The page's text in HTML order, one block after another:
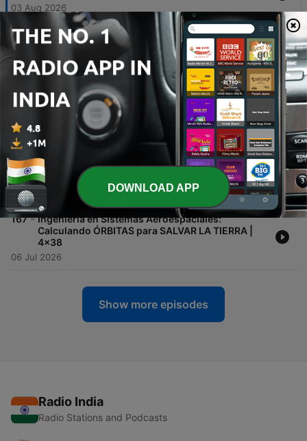
03 Aug 2026
170 -
INGENIERÍA EN SISTEMAS DE INFORMACIÓN: La
tecnología, BIEN utilizada, puede cambiar EL
MUNDO | 4x41
27 Jul 2026
169
MATEMÁTICAS + INGENIERÍA INFORMÁTICA: El
Doble Grado que te lleva a la INFORMACIÓN
CUÁNTICA | 4x40
20 Jul 2026
168 - INGENIERÍA DE PROCESOS QUÍMICOS: Cómo es
estudiar esta carrera en VENEZUELA | 4x39
13 Jul 2026
167 - Ingeniería en Sistemas Aeroespaciales:
Calculando ÓRBITAS para SALVAR LA TIERRA |
4x38
06 Jul 2026
Show more episodes
Radio India
Radio Stations and Podcasts
DOWNLOAD APP